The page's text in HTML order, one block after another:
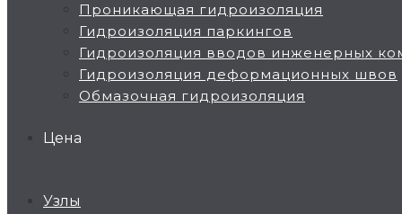
Проникающая гидроизоляция
Гидроизоляция паркингов
Гидроизоляция вводов инженерных
Гидроизоляция деформационных швов
Обмазочная гидроизоляция
Цена
Узлы